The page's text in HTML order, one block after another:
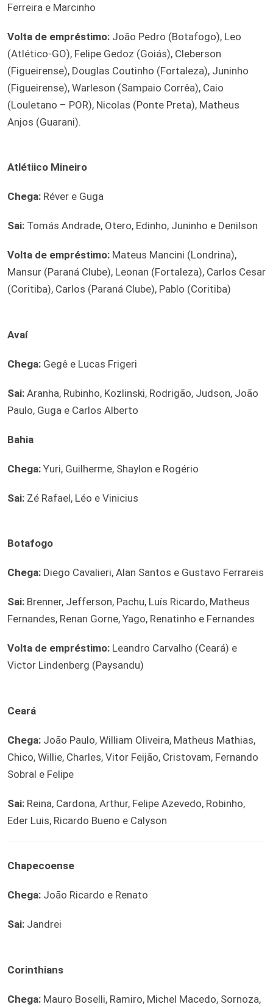
Ferreira e Marcinho
Volta de empréstimo: João Pedro (Botafogo), Leo
(Atlético-GO), Felipe Gedoz (Goiás), Cleberson
(Figueirense), Douglas Coutinho (Fortaleza), Juninho
(Figueirense), Warleson (Sampaio Corrêa), Caio
(Louletano – POR), Nicolas (Ponte Preta), Matheus
Anjos (Guarani).
Atlétiico Mineiro
Chega: Réver e Guga
Sai: Tomás Andrade, Otero, Edinho, Juninho e Denilson
Volta de empréstimo: Mateus Mancini (Londrina),
Mansur (Paraná Clube), Leonan (Fortaleza), Carlos Cesar
(Coritiba), Carlos (Paraná Clube), Pablo (Coritiba)
Avaí
Chega: Gegê e Lucas Frigeri
Sai: Aranha, Rubinho, Kozlinski, Rodrigão, Judson, João
Paulo, Guga e Carlos Alberto
Bahia
Chega: Yuri, Guilherme, Shaylon e Rogério
Sai: Zé Rafael, Léo e Vinicius
Botafogo
Chega: Diego Cavalieri, Alan Santos e Gustavo Ferrareis
Sai: Brenner, Jefferson, Pachu, Luís Ricardo, Matheus
Fernandes, Renan Gorne, Yago, Renatinho e Fernandes
Volta de empréstimo: Leandro Carvalho (Ceará) e
Victor Lindenberg (Paysandu)
Ceará
Chega: João Paulo, William Oliveira, Matheus Mathias,
Chico, Willie, Charles, Vitor Feijão, Cristovam, Fernando
Sobral e Felipe
Sai: Reina, Cardona, Arthur, Felipe Azevedo, Robinho,
Eder Luis, Ricardo Bueno e Calyson
Chapecoense
Chega: João Ricardo e Renato
Sai: Jandrei
Corinthians
Chega: Mauro Boselli, Ramiro, Michel Macedo, Sornoza,